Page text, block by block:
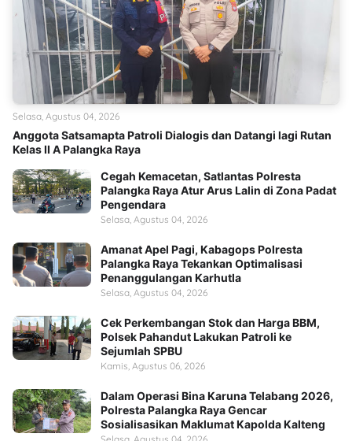
Anggota Satsamapta Patroli Dialogis dan Datangi lagi Rutan
Kelas II A Palangka Raya
Selasa, Agustus 04, 2026
Cegah Kemacetan, Satlantas Polresta
Palangka Raya Atur Arus Lalin di Zona Padat
Pengendara
Selasa, Agustus 04, 2026
Amanat Apel Pagi, Kabagops Polresta
Palangka Raya Tekankan Optimalisasi
Penanggulangan Karhutla
Selasa, Agustus 04, 2026
Cek Perkembangan Stok dan Harga BBM,
Polsek Pahandut Lakukan Patroli ke
Sejumlah SPBU
Kamis, Agustus 06, 2026
Dalam Operasi Bina Karuna Telabang 2026,
Polresta Palangka Raya Gencar
Sosialisasikan Maklumat Kapolda Kalteng